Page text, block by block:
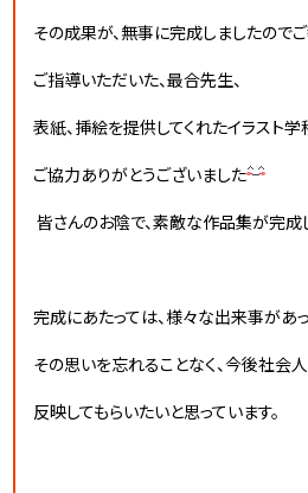
その成果が、無事に完成しましたのでご
ご指導いただいた、最合先生、
表紙、挿絵を提供してくれたイラスト
ご協力ありがとうございました
皆さんのお陰で、素敵な作品集が完成
完成にあたっては、様々な出来事があ
その思いを忘れることなく、今後社会
反映してもらいたいと思っています。